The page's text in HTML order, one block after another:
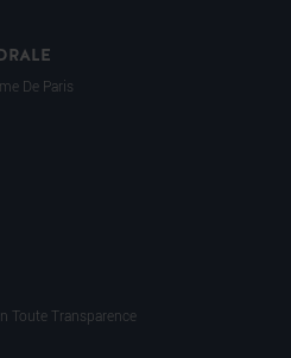
De Paris
Toute Transparence